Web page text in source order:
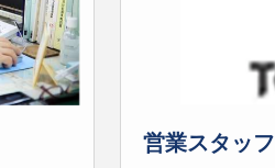
営業スタッフ